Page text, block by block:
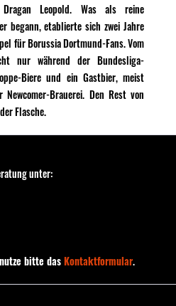
Leopold. Was als reine
begann, etablierte sich zwei Jahre
für Borussia Dortmund-Fans. Vom
nur während der Bundesliga-
Biere und ein Gastbier, meist
Brauerei. Den Rest von
Flasche.
unter:
bitte dasKontaktformular.